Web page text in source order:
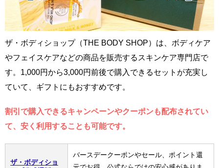
ザ・ボディショップ（THE BODY SHOP）は、ボディケア
やフェイスケアなどの商品を販売するスキンケア専門店で
す。1,000円から3,000円前後で購入できるセットが充実し
ていて、ギフトにもおすすめです。
割引で購入できるキャンペーンやクーポンも配布されてい
て、安く利用することも可能です。
ザ・ボディショ
バースデークーポンやセール、ポイント還